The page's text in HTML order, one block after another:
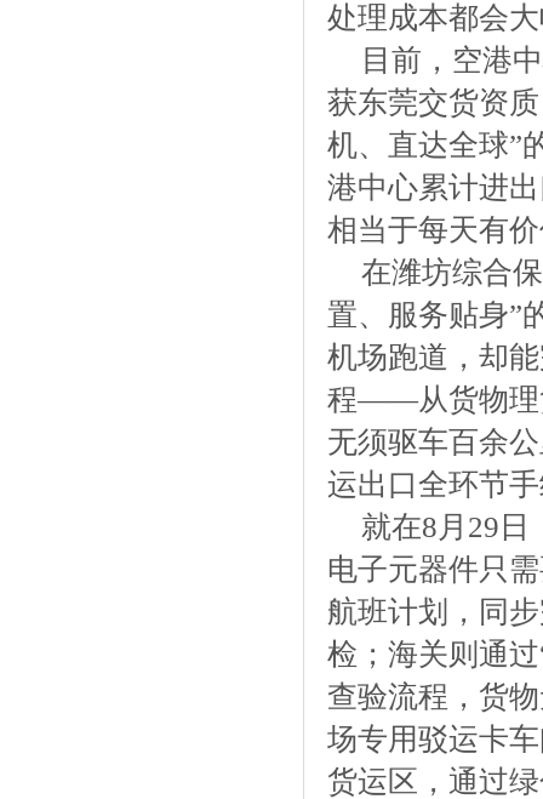
处理成本都会
目前，空港
获东莞交货资
机、直达全球”
港中心累计进
相当于每天有
在潍坊综合
置、服务贴身”
机场跑道，却
程——从货物理
无须驱车百余
运出口全环节
就在8月29
电子元器件只
航班计划，同
检；海关则通
查验流程，货
场专用驳运卡
货运区，通过